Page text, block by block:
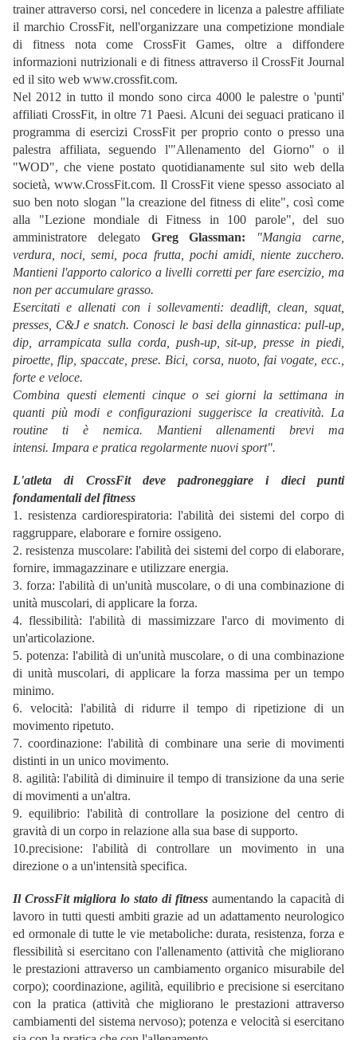
trainer attraverso corsi, nel concedere in licenza a palestre affiliate
il marchio CrossFit, nell'organizzare una competizione mondiale
di fitness nota come CrossFit Games, oltre a diffondere
informazioni nutrizionali e di fitness attraverso il CrossFit Journal
ed il sito web www.crossfit.com.
Nel 2012 in tutto il mondo sono circa 4000 le palestre o 'punti'
affiliati CrossFit, in oltre 71 Paesi. Alcuni dei seguaci praticano il
programma di esercizi CrossFit per proprio conto o presso una
palestra affiliata, seguendo l'"Allenamento del Giorno" o il
"WOD", che viene postato quotidianamente sul sito web della
società, www.CrossFit.com. Il CrossFit viene spesso associato al
suo ben noto slogan "la creazione del fitness di elite", così come
alla "Lezione mondiale di Fitness in 100 parole", del suo
amministratore delegato Greg Glassman:
"Mangia carne,
verdura, noci, semi, poca frutta, pochi amidi, niente zucchero.
Mantieni l'apporto calorico a livelli corretti per fare esercizio, ma
non per accumulare grasso.
Esercitati e allenati con i sollevamenti: deadlift, clean, squat,
presses, C&J e snatch. Conosci le basi della ginnastica: pull-up,
dip, arrampicata sulla corda, push-up, sit-up, presse in piedi,
piroette, flip, spaccate, prese. Bici, corsa, nuoto, fai vogate, ecc.,
forte e veloce.
Combina questi elementi cinque o sei giorni la settimana in
quanti più modi e configurazioni suggerisce la creatività. La
routine ti è nemica. Mantieni allenamenti brevi ma
intensi. Impara e pratica regolarmente nuovi sport".
L'atleta di CrossFit deve padroneggiare i dieci punti
fondamentali del fitness
1. resistenza cardiorespiratoria: l'abilità dei sistemi del corpo di
raggruppare, elaborare e fornire ossigeno.
2. resistenza muscolare: l'abilità dei sistemi del corpo di elaborare,
fornire, immagazzinare e utilizzare energia.
3. forza: l'abilità di un'unità muscolare, o di una combinazione di
unità muscolari, di applicare la forza.
4. flessibilità: l'abilità di massimizzare l'arco di movimento di
un'articolazione.
5. potenza: l'abilità di un'unità muscolare, o di una combinazione
di unità muscolari, di applicare la forza massima per un tempo
minimo.
6. velocità: l'abilità di ridurre il tempo di ripetizione di un
movimento ripetuto.
7. coordinazione: l'abilità di combinare una serie di movimenti
distinti in un unico movimento.
8. agilità: l'abilità di diminuire il tempo di transizione da una serie
di movimenti a un'altra.
9. equilibrio: l'abilità di controllare la posizione del centro di
gravità di un corpo in relazione alla sua base di supporto.
10.precisione: l'abilità di controllare un movimento in una
direzione o a un'intensità specifica.
Il CrossFit migliora lo stato di fitness aumentando la capacità di
lavoro in tutti questi ambiti grazie ad un adattamento neurologico
ed ormonale di tutte le vie metaboliche: durata, resistenza, forza e
flessibilità si esercitano con l'allenamento (attività che migliorano
le prestazioni attraverso un cambiamento organico misurabile del
corpo); coordinazione, agilità, equilibrio e precisione si esercitano
con la pratica (attività che migliorano le prestazioni attraverso
cambiamenti del sistema nervoso); potenza e velocità si esercitano